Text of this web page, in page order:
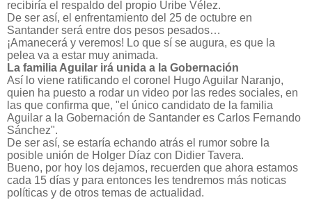
recibiría el respaldo del propio Uribe Vélez.
De ser así, el enfrentamiento del 25 de octubre en
Santander será entre dos pesos pesados…
¡Amanecerá y veremos! Lo que sí se augura, es que la
pelea va a estar muy animada.
La familia Aguilar irá unida a la Gobernación
Así lo viene ratificando el coronel Hugo Aguilar Naranjo,
quien ha puesto a rodar un video por las redes sociales, en
las que confirma que, "el único candidato de la familia
Aguilar a la Gobernación de Santander es Carlos Fernando
Sánchez".
De ser así, se estaría echando atrás el rumor sobre la
posible unión de Holger Díaz con Didier Tavera.
Bueno, por hoy los dejamos, recuerden que ahora estamos
cada 15 días y para entonces les tendremos más noticas
políticas y de otros temas de actualidad.